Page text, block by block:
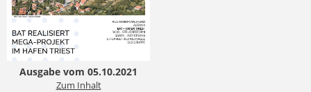
Ausgabe vom 05.10.2021
Zum Inhalt